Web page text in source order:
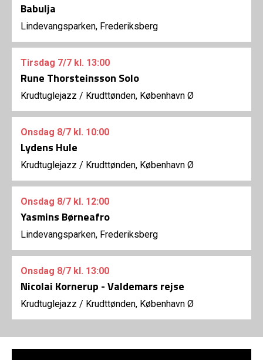
Babulja
Lindevangsparken, Frederiksberg
Tirsdag 7/7 kl. 13:00
Rune Thorsteinsson Solo
Krudtuglejazz / Krudttønden, København Ø
Onsdag 8/7 kl. 10:00
Lydens Hule
Krudtuglejazz / Krudttønden, København Ø
Onsdag 8/7 kl. 12:00
Yasmins Børneafro
Lindevangsparken, Frederiksberg
Onsdag 8/7 kl. 13:00
Nicolai Kornerup - Valdemars rejse
Krudtuglejazz / Krudttønden, København Ø